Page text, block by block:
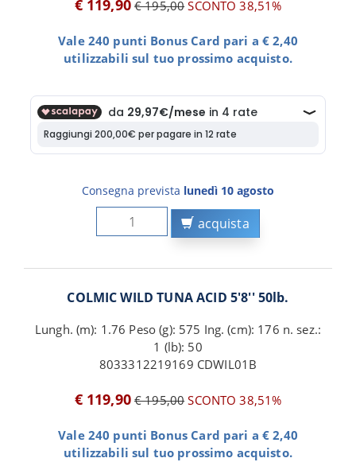
€ 119,90 € 195,00SCONTO 38,51%
Vale 240 punti Bonus Card pari a € 2,40
utilizzabili sul tuo prossimo acquisto.
Consegna prevista lunedì 10 agosto
acquista
COLMIC WILD TUNA ACID 5'8'' 50lb.
Lungh. (m): 1.76 Peso (g): 575 Ing. (cm): 176 n. sez.:
1 (lb): 50
8033312219169 CDWIL01B
€ 119,90 € 195,00SCONTO 38,51%
Vale 240 punti Bonus Card pari a € 2,40
utilizzabili sul tuo prossimo acquisto.